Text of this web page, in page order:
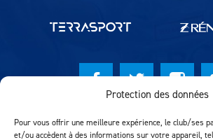
Protection des données
Pour vous offrir une meilleure expérience, le club/ses
et/ou accèdent à des informations sur votre appareil,
© Lausanne Sport Football Club